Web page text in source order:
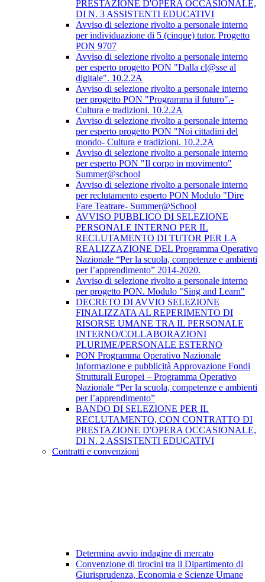
PRESTAZIONE D'OPERA OCCASIONALE,
DI N. 3 ASSISTENTI EDUCATIVI
Avviso di selezione rivolto a personale interno
per individuazione di 5 (cinque) tutor. Progetto
PON 9707
Avviso di selezione rivolto a personale interno
per esperto progetto PON "Dalla cl@sse al
digitale". 10.2.2A
Avviso di selezione rivolto a personale interno
per progetto PON "Programma il futuro".-
Cultura e tradizioni. 10.2.2A
Avviso di selezione rivolto a personale interno
per esperto progetto PON "Noi cittadini del
mondo- Cultura e tradizioni. 10.2.2A
Avviso di selezione rivolto a personale interno
per esperto PON "Il corpo in movimento"
Summer@school
Avviso di selezione rivolto a personale interno
per reclutamento esperto PON Modulo "Dire
Fare Teatrare- Summer@School
AVVISO PUBBLICO DI SELEZIONE
PERSONALE INTERNO PER IL
RECLUTAMENTO DI TUTOR PER LA
REALIZZAZIONE DEL Programma Operativo
Nazionale “Per la scuola, competenze e ambienti
per l’apprendimento” 2014-2020.
Avviso di selezione rivolto a personale interno
per progetto PON. Modulo "Sing and Learn"
DECRETO DI AVVIO SELEZIONE
FINALIZZATA AL REPERIMENTO DI
RISORSE UMANE TRA IL PERSONALE
INTERNO/COLLABORAZIONI
PLURIME/PERSONALE ESTERNO
PON Programma Operativo Nazionale
Informazione e pubblicità Approvazione Fondi
Strutturali Europei – Programma Operativo
Nazionale “Per la scuola, competenze e ambienti
per l’apprendimento”
BANDO DI SELEZIONE PER IL
RECLUTAMENTO, CON CONTRATTO DI
PRESTAZIONE D'OPERA OCCASIONALE,
DI N. 2 ASSISTENTI EDUCATIVI
Contratti e convenzioni
Determina avvio indagine di mercato
Convenzione di tirocini tra il Dipartimento di
Giurisprudenza, Economia e Scienze Umane